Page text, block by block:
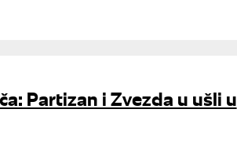
Partizan i Zvezda u ušli u